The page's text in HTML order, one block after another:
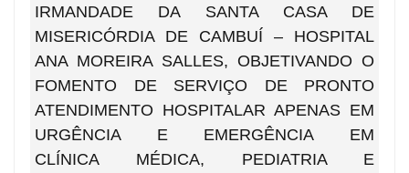
IRMANDADE DA SANTA CASA DE
MISERICÓRDIA DE CAMBUÍ – HOSPITAL
ANA MOREIRA SALLES, OBJETIVANDO O
FOMENTO DE SERVIÇO DE PRONTO
ATENDIMENTO HOSPITALAR APENAS EM
URGÊNCIA E EMERGÊNCIA EM
CLÍNICA MÉDICA, PEDIATRIA E